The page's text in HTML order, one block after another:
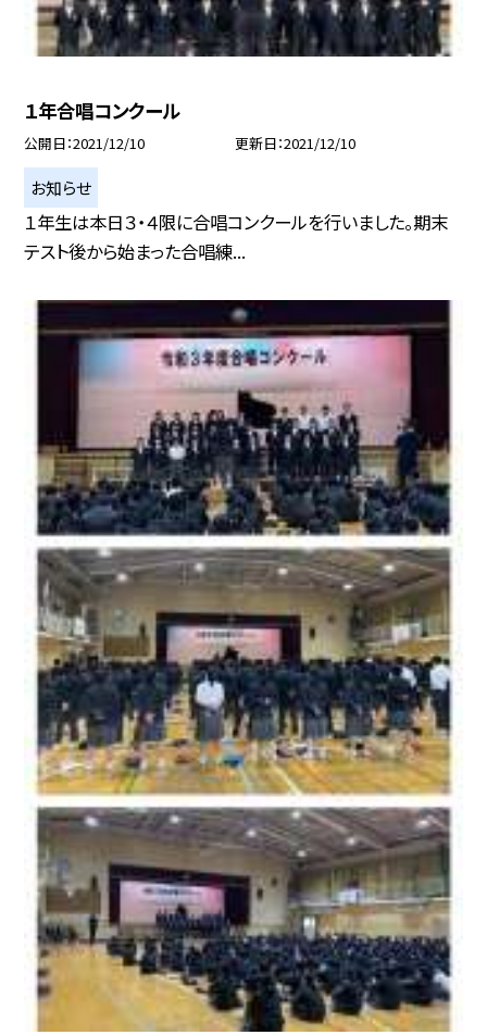
１年合唱コンクール
公開日 2021/12/10 更新日 2021/12/10
お知らせ
１年生は本日３・４限に合唱コンクールを行いました。期末
テスト後から始まった合唱練...